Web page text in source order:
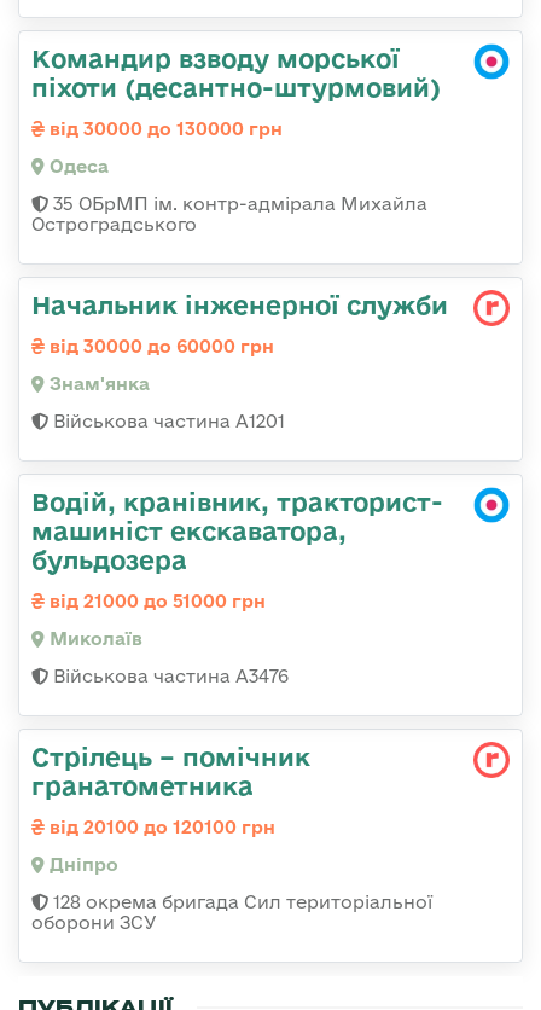
Командир взводу морської
піхоти (десантно-штурмовий)
від 30000 до 130000 грн
Одеса
35 ОБрМП ім. контр-адмірала Михайла
Остроградського
Начальник інженерної служби
від 30000 до 60000 грн
Знам'янка
Військова частина А1201
Водій, кранівник, тракторист-
машиніст екскаватора,
бульдозера
від 21000 до 51000 грн
Миколаїв
Військова частина А3476
Стрілець – помічник
гранатометника
від 20100 до 120100 грн
Дніпро
128 окрема бригада Сил територіальної
оборони ЗСУ